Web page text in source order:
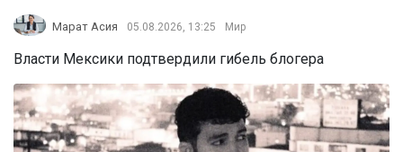
Марат Асия 05.08.2026, 13:25 Мир
Власти Мексики подтвердили гибель блогера